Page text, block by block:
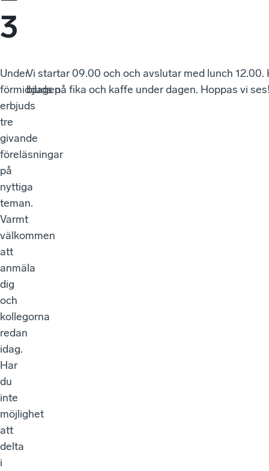
3
Under
förmiddagen
erbjuds
tre
givande
föreläsningar
på
nyttiga
teman.
Varmt
välkommen
att
anmäla
dig
och
kollegorna
redan
idag.
Har
du
inte
möjlighet
att
delta
i
Vi startar 09.00 och och avslutar med lunch
bjuds på fika och kaffe under dagen. Hoppas vi ses!